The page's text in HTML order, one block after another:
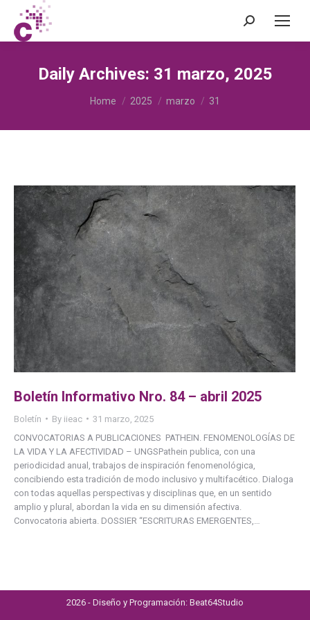
Search:
Daily Archives: 31 marzo, 2025
Home 2025 marzo 31
Boletín Informativo Nro. 84 – abril 2025
Boletín By iieac
31 marzo, 2025
CONVOCATORIAS A PUBLICACIONES PATHEIN. FENOMENOLOGÍAS DE
LA VIDA Y LA AFECTIVIDAD – UNGSPathein publica, con una
periodicidad anual, trabajos de inspiración fenomenológica,
concibiendo esta tradición de modo inclusivo y multifacético. Dialoga
con todas aquellas perspectivas y disciplinas que, en un sentido
amplio y plural, abordan la vida en su dimensión afectiva.
Convocatoria abierta. DOSSIER “ESCRITURAS EMERGENTES,…
2026 - Diseño y Programación: Beat64Studio